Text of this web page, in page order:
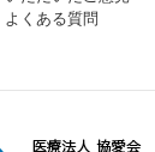
よくある質問